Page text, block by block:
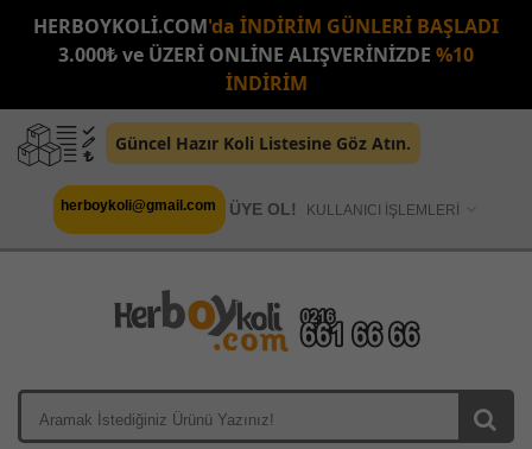
HERBOYKOLİ.COM'da İNDİRİM GÜNLERİ BAŞLADI
3.000₺ ve ÜZERİ ONLİNE ALIŞVERİNİZDE %10
İNDİRİM
Güncel Hazır Koli Listesine Göz Atın.
KULLANICI İŞLEMLERİ
ÜYE OL!
herboykoli@gmail.com